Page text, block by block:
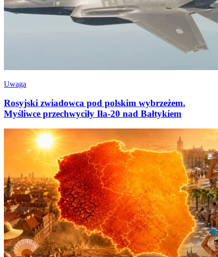
Uwaga
Rosyjski zwiadowca pod polskim wybrzeżem.
Myśliwce przechwyciły Iła-20 nad Bałtykiem